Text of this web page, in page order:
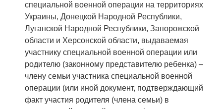
специальной военной операции на территориях
Украины, Донецкой Народной Республики,
Луганской Народной Республики, Запорожской
области и Херсонской области, выдаваемая
участнику специальной военной операции или
родителю (законному представителю ребенка) –
члену семьи участника специальной военной
операции (или иной документ, подтверждающий
факт участия родителя (члена семьи) в